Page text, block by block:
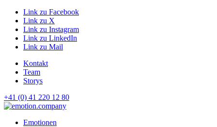
Link zu Facebook
Link zu X
Link zu Instagram
Link zu LinkedIn
Link zu Mail
Kontakt
Team
Storys
+41 (0) 41 220 12 80
Hauptnavigation
Emotionen